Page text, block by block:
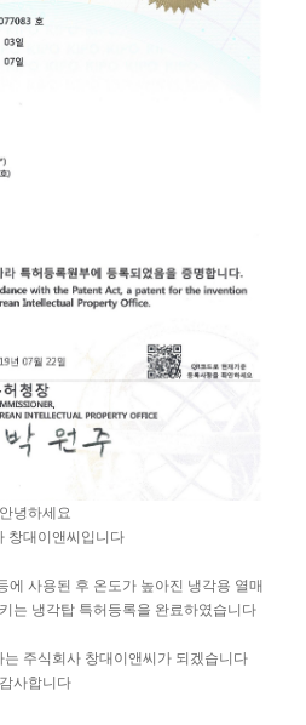
안녕하세요
창대이앤씨입니다
에 사용된 후 온도가 높아진 냉각용 열매
는 냉각탑 특허등록을 완료하였습니다
주식회사 창대이앤씨가 되겠습니다
감사합니다